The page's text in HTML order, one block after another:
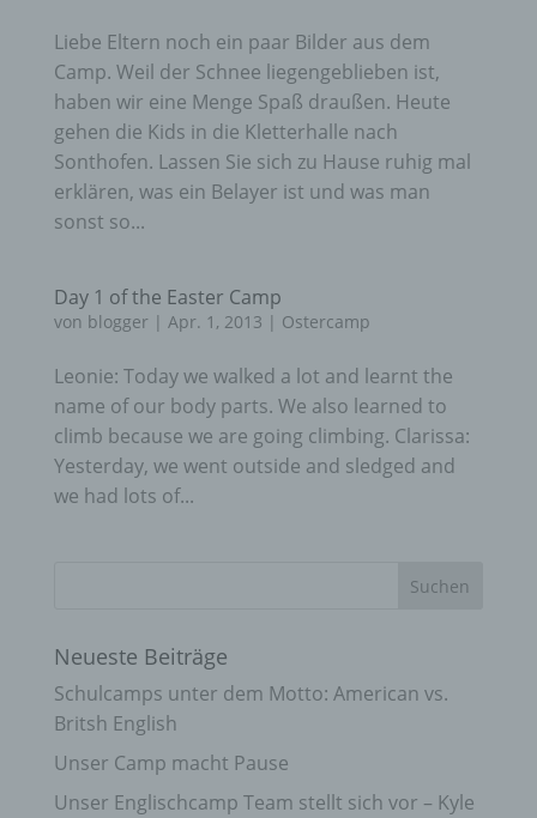
Liebe Eltern noch ein paar Bilder aus dem
Camp. Weil der Schnee liegengeblieben ist,
haben wir eine Menge Spaß draußen. Heute
gehen die Kids in die Kletterhalle nach
Sonthofen. Lassen Sie sich zu Hause ruhig mal
erklären, was ein Belayer ist und was man
sonst so...
Day 1 of the Easter Camp
von blogger | Apr. 1, 2013 | Ostercamp
Leonie: Today we walked a lot and learnt the
name of our body parts. We also learned to
climb because we are going climbing. Clarissa:
Yesterday, we went outside and sledged and
we had lots of...
Neueste Beiträge
Schulcamps unter dem Motto: American vs.
Britsh English
Unser Camp macht Pause
Unser Englischcamp Team stellt sich vor – Kyle